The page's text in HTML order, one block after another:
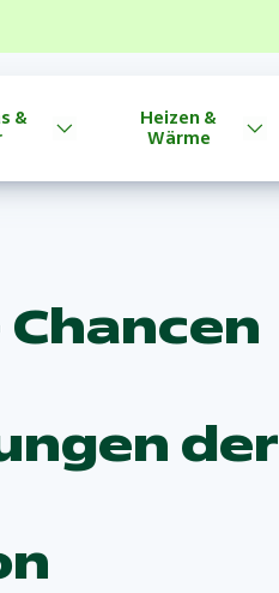
&
Heizen &
Wärme
der